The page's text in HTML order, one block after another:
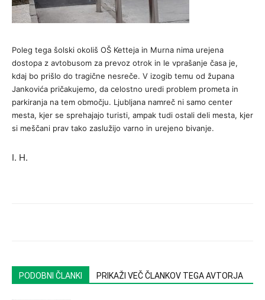
Poleg tega šolski okoliš OŠ Ketteja in Murna nima urejena
dostopa z avtobusom za prevoz otrok in le vprašanje časa je,
kdaj bo prišlo do tragične nesreče. V izogib temu od župana
Jankovića pričakujemo, da celostno uredi problem prometa in
parkiranja na tem območju. Ljubljana namreč ni samo center
mesta, kjer se sprehajajo turisti, ampak tudi ostali deli mesta, kjer
si meščani prav tako zaslužijo varno in urejeno bivanje.
I. H.
PODOBNI ČLANKI PRIKAŽI VEČ ČLANKOV TEGA AVTORJA